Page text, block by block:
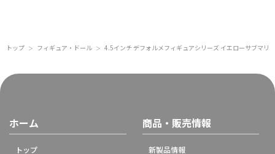
トップ ＞ フィギュア・ドール ＞ 4.5インチ デフォルメフィギュアシリーズ イエローサブマリ
ホーム
トップ
商品・販売情報
新製品情報